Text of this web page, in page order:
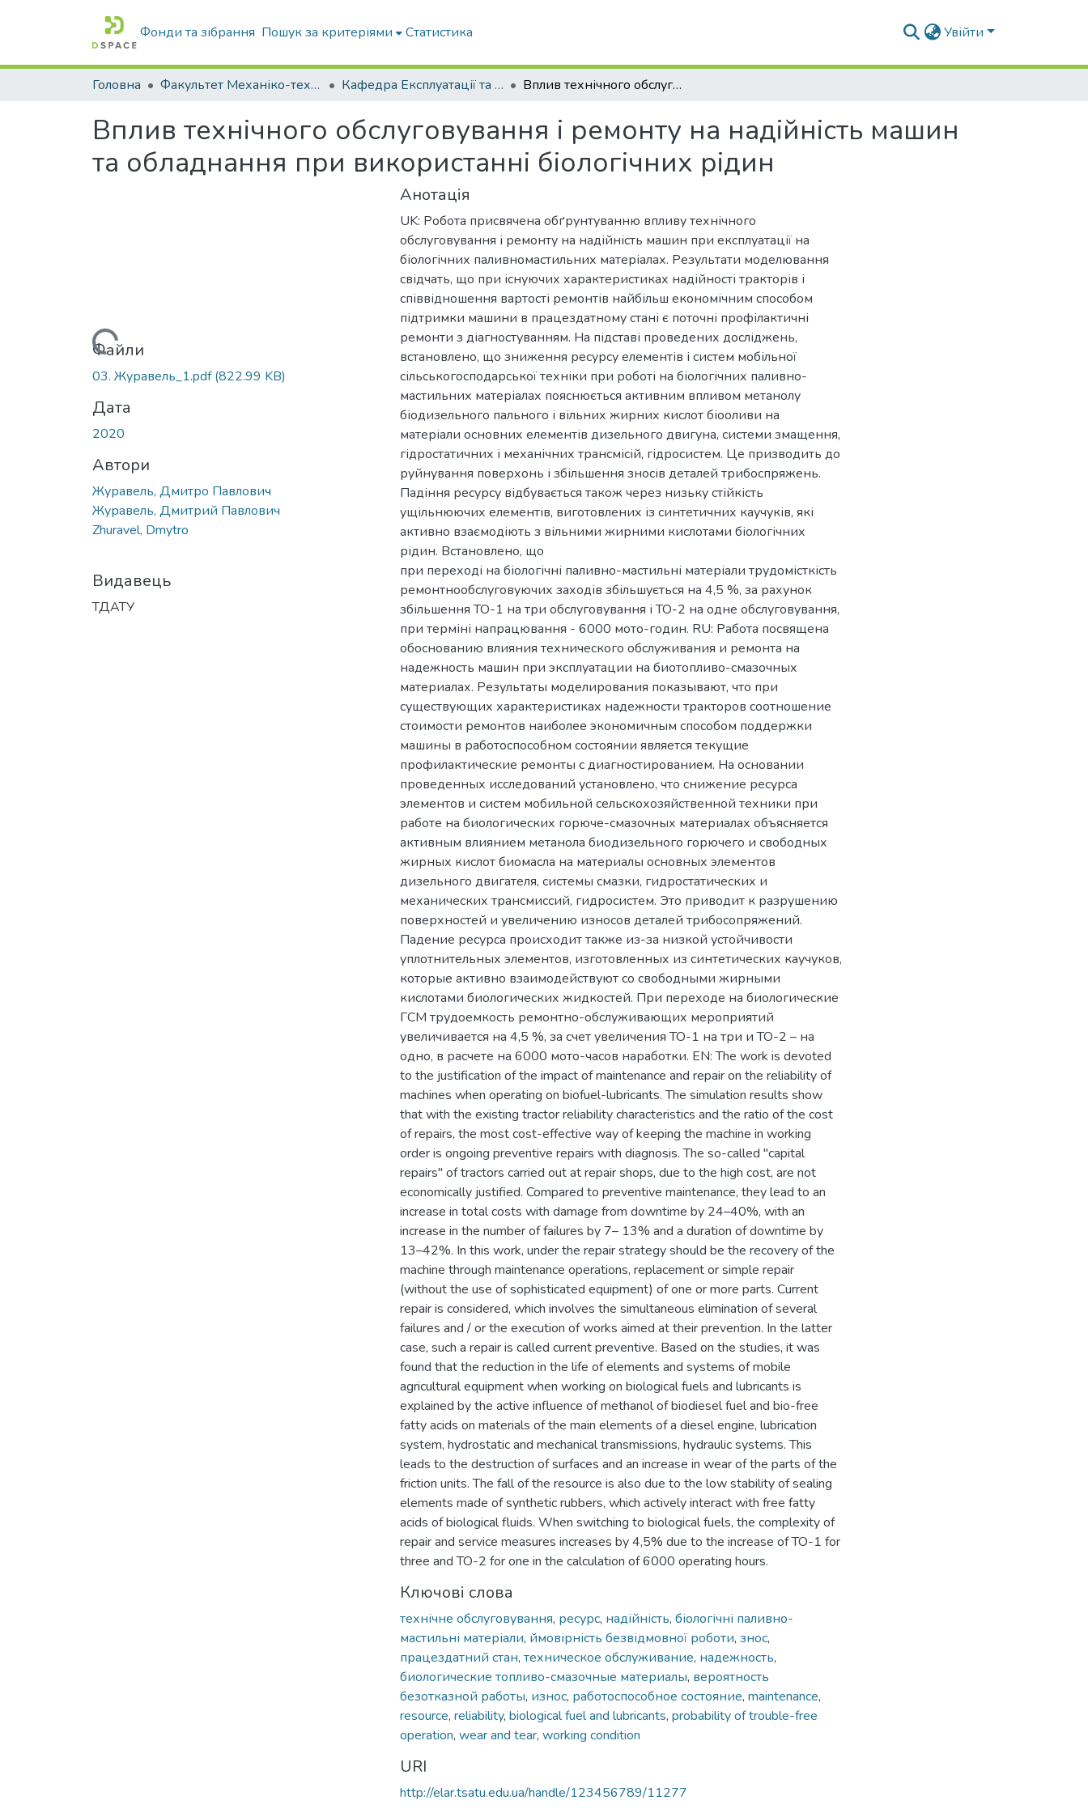
Фонди та зібрання Пошук за критеріями Статистика Увійти
Головна Факультет Механіко-технологічний Кафедра Експлуатації та технічного сервісу машин Вплив технічного обслуговування і ремонту на надійність машин та обладнання при використанні біологічних рідин
Вплив технічного обслуговування і ремонту на надійність машин
та обладнання при використанні біологічних рідин
Вантажиться...
Файли
03. Журавель_1.pdf(822.99 KB)
Дата
2020
Автори
Журавель, Дмитро Павлович
Журавель, Дмитрий Павлович
Zhuravel, Dmytro
Видавець
ТДАТУ
Анотація
UK: Робота присвячена обґрунтуванню впливу технічного
обслуговування і ремонту на надійність машин при експлуатації на
біологічних паливномастильних матеріалах. Результати моделювання
свідчать, що при існуючих характеристиках надійності тракторів і
співвідношення вартості ремонтів найбільш економічним способом
підтримки машини в працездатному стані є поточні профілактичні
ремонти з діагностуванням. На підставі проведених досліджень,
встановлено, що зниження ресурсу елементів і систем мобільної
сільськогосподарської техніки при роботі на біологічних паливно-
мастильних матеріалах пояснюється активним впливом метанолу
біодизельного пального і вільних жирних кислот біооливи на
матеріали основних елементів дизельного двигуна, системи змащення,
гідростатичних і механічних трансмісій, гідросистем. Це призводить до
руйнування поверхонь і збільшення зносів деталей трибоспряжень.
Падіння ресурсу відбувається також через низьку стійкість
ущільнюючих елементів, виготовлених із синтетичних каучуків, які
активно взаємодіють з вільними жирними кислотами біологічних
рідин. Встановлено, що
при переході на біологічні паливно-мастильні матеріали трудомісткість
ремонтнообслуговуючих заходів збільшується на 4,5 %, за рахунок
збільшення ТО-1 на три обслуговування і ТО-2 на одне обслуговування,
при терміні напрацювання - 6000 мото-годин. RU: Работа посвящена
обоснованию влияния технического обслуживания и ремонта на
надежность машин при эксплуатации на биотопливо-смазочных
материалах. Результаты моделирования показывают, что при
существующих характеристиках надежности тракторов соотношение
стоимости ремонтов наиболее экономичным способом поддержки
машины в работоспособном состоянии является текущие
профилактические ремонты с диагностированием. На основании
проведенных исследований установлено, что снижение ресурса
элементов и систем мобильной сельскохозяйственной техники при
работе на биологических горюче-смазочных материалах объясняется
активным влиянием метанола биодизельного горючего и свободных
жирных кислот биомасла на материалы основных элементов
дизельного двигателя, системы смазки, гидростатических и
механических трансмиссий, гидросистем. Это приводит к разрушению
поверхностей и увеличению износов деталей трибосопряжений.
Падение ресурса происходит также из-за низкой устойчивости
уплотнительных элементов, изготовленных из синтетических каучуков,
которые активно взаимодействуют со свободными жирными
кислотами биологических жидкостей. При переходе на биологические
ГСМ трудоемкость ремонтно-обслуживающих мероприятий
увеличивается на 4,5 %, за счет увеличения ТО-1 на три и ТО-2 – на
одно, в расчете на 6000 мото-часов наработки. EN: The work is devoted
to the justification of the impact of maintenance and repair on the reliability of
machines when operating on biofuel-lubricants. The simulation results show
that with the existing tractor reliability characteristics and the ratio of the cost
of repairs, the most cost-effective way of keeping the machine in working
order is ongoing preventive repairs with diagnosis. The so-called "capital
repairs" of tractors carried out at repair shops, due to the high cost, are not
economically justified. Compared to preventive maintenance, they lead to an
increase in total costs with damage from downtime by 24–40%, with an
increase in the number of failures by 7– 13% and a duration of downtime by
13–42%. In this work, under the repair strategy should be the recovery of the
machine through maintenance operations, replacement or simple repair
(without the use of sophisticated equipment) of one or more parts. Current
repair is considered, which involves the simultaneous elimination of several
failures and / or the execution of works aimed at their prevention. In the latter
case, such a repair is called current preventive. Based on the studies, it was
found that the reduction in the life of elements and systems of mobile
agricultural equipment when working on biological fuels and lubricants is
explained by the active influence of methanol of biodiesel fuel and bio-free
fatty acids on materials of the main elements of a diesel engine, lubrication
system, hydrostatic and mechanical transmissions, hydraulic systems. This
leads to the destruction of surfaces and an increase in wear of the parts of the
friction units. The fall of the resource is also due to the low stability of sealing
elements made of synthetic rubbers, which actively interact with free fatty
acids of biological fluids. When switching to biological fuels, the complexity of
repair and service measures increases by 4,5% due to the increase of TO-1 for
three and TO-2 for one in the calculation of 6000 operating hours.
Ключові слова
технічне обслуговування, ресурс, надійність, біологічні паливно-
мастильні матеріали, ймовірність безвідмовної роботи, знос,
працездатний стан, техническое обслуживание, надежность,
биологические топливо-смазочные материалы, вероятность
безотказной работы, износ, работоспособное состояние, maintenance,
resource, reliability, biological fuel and lubricants, probability of trouble-free
operation, wear and tear, working condition
URI
http://elar.tsatu.edu.ua/handle/123456789/11277